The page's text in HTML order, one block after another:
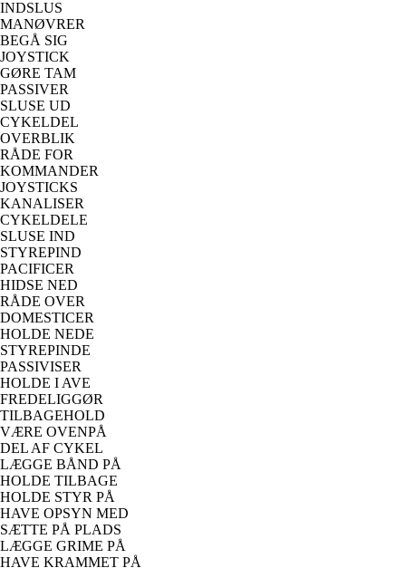
INDSLUS
MANØVRER
BEGÅ SIG
JOYSTICK
GØRE TAM
PASSIVER
SLUSE UD
CYKELDEL
OVERBLIK
RÅDE FOR
KOMMANDER
JOYSTICKS
KANALISER
CYKELDELE
SLUSE IND
STYREPIND
PACIFICER
HIDSE NED
RÅDE OVER
DOMESTICER
HOLDE NEDE
STYREPINDE
PASSIVISER
HOLDE I AVE
FREDELIGGØR
TILBAGEHOLD
VÆRE OVENPÅ
DEL AF CYKEL
LÆGGE BÅND PÅ
HOLDE TILBAGE
HOLDE STYR PÅ
HAVE OPSYN MED
SÆTTE PÅ PLADS
LÆGGE GRIME PÅ
HAVE KRAMMET PÅ